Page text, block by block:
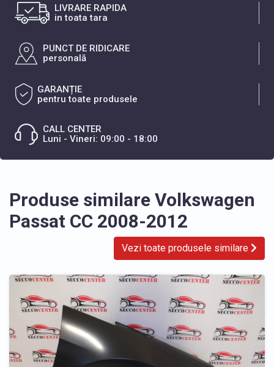
LIVRARE RAPIDA
in toata tara
PUNCT DE RIDICARE
personală
GARANȚIE
pentru toate produsele
CALL CENTER
Luni - Vineri: 09:00 - 18:00
Produse similare Volkswagen
Passat CC 2008-2012
Vezi toate produsele similare